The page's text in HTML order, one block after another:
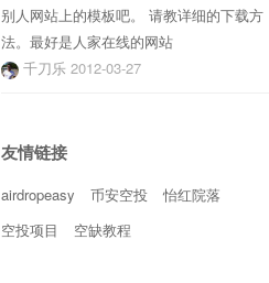
别人网站上的模板吧。 请教详细的下载方
法。最好是人家在线的网站
千刀乐 2012-03-27
友情链接
airdropeasy 币安空投
怡红院落
空投项目
空缺教程